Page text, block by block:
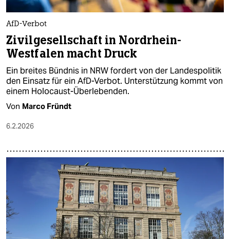
AfD-Verbot
Zivilgesellschaft in Nordrhein-
Westfalen macht Druck
Ein breites Bündnis in NRW fordert von der Landespolitik
den Einsatz für ein AfD-Verbot. Unterstützung kommt von
einem Holocaust-Überlebenden.
Von Marco Fründt
6.2.2026